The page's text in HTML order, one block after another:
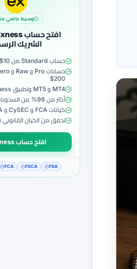
وسيط عالمي
الشريك
حساب Standard من 10$
200$
MT4 و MT5 وتطبيق Exness
أكثر من 98% من السحوبات تُعالج آلياً
كيانات FCA و CySEC و FSCA و FSA
تحقق من الكيان القانوني
افتح حساب Exness ←
FCA FSCA FSA